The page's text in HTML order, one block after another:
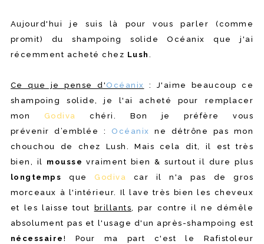
Aujourd'hui je suis là pour vous parler (comme
promit) du shampoing solide Océanix que j'ai
récemment acheté chez Lush .
Ce que je pense d' Océanix : J'aime beaucoup ce
shampoing solide, je l'ai acheté pour remplacer
mon Godiva
chéri. Bon je préfère vous
prévenir d’emblée : Océanix ne détrône pas mon
chouchou de chez Lush. Mais cela dit, il est très
bien, il mousse vraiment bien & surtout il dure plus
longtemps que Godiva car il n'a pas de gros
morceaux à l'intérieur. Il lave très bien les cheveux
et les laisse tout brillants, par contre il ne démêle
absolument pas et l'usage d'un après-shampoing est
nécessaire ! Pour ma part c'est le Rafistoleur